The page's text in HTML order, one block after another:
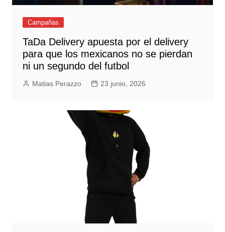
Campañas
TaDa Delivery apuesta por el delivery
para que los mexicanos no se pierdan
ni un segundo del futbol
Matias Perazzo 23 junio, 2026